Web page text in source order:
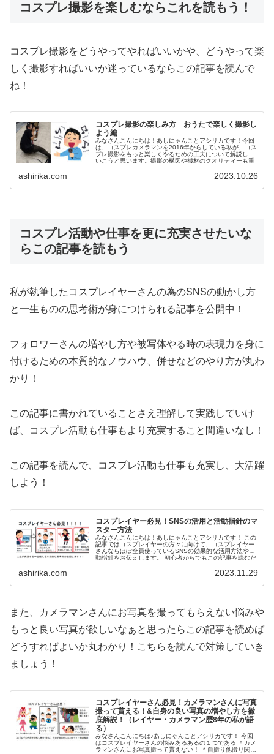
コスプレ撮影を楽しむならこれを読もう！
コスプレ撮影をどうやってやればいいかや、どうやって楽
しく撮影すればいいか迷っているならこの記事を読んで
ね！
コスプレ撮影の楽しみ方 おうたで楽しく撮影し
よう編
みなさんこんにちは！あしにゃんことアシリカです！今回
は、コスプレカメラマンを2016年からしている私が、コス
プレ撮影をもっと楽しくやるための工夫について解説して
いこうと思います。撮影の構図や機材のクオリティーも重
ashirika.com 2023.10.26
コスプレ活動や仕事を更に充実させたいな
らこの記事を読もう
私が執筆したコスプレイヤーさんの為のSNSの動かし方
と一生ものの思考術が身につけられる記事を公開中！
フォロワーさんの増やし方や被写体やる時の表現力を身に
付けるための本質的なノウハウ、併せなどのやり方が丸わ
かり！
この記事に書かれていることさえ理解して実践していけ
ば、
コスプレ活動も仕事もより充実すること間違いなし！
この記事を読んで、コスプレ活動も仕事も充実し、 大活躍
しよう！
コスプレイヤー必見！SNSの活用と活動指針のマ
スター方法
みなさんこんにちは！あしにゃんことアシリカです！ この
記事ではコスプレイヤーの方々に向けて、コスプレイヤー
さんならほぼ全員使っているSNSの効果的な活用方法や活
動指針をお伝えします。 初心者からでもこの記事を読むだ
ashirika.com 2023.11.29
また、カメラマンさんにお写真を撮ってもらえない悩みや
もっと良い写真が欲しいなぁと思ったらこの記事を読めば
どうすればよいか丸わかり！こちらを読んで対策していき
ましょう！
コスプレイヤーさん必見！カメラマンさんに写真
撮って貰える！&自身の良い写真の増やし方を徹
底解説！（レイヤー・カメラマン歴8年の私が語
る）
みなさんこんにちは♪あしにゃんことアシリカです！ 今回
はコスプレイヤーさんの悩みあるあるの１つである ＊カメ
ラマンさんにお写真撮って貰えない！ ＊自撮り他撮り関係